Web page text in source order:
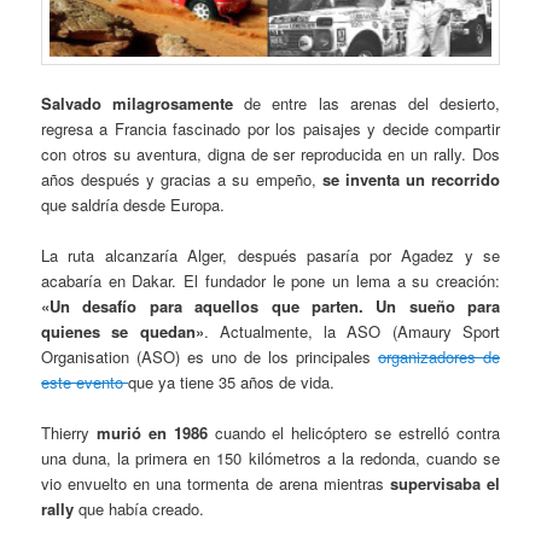
Salvado milagrosamente de entre las arenas del desierto,
regresa a Francia fascinado por los paisajes y decide compartir
con otros su aventura, digna de ser reproducida en un rally. Dos
años después y gracias a su empeño, se inventa un recorrido
que saldría desde Europa.
La ruta alcanzaría Alger, después pasaría por Agadez y se
acabaría en Dakar. El fundador le pone un lema a su creación:
«Un desafío para aquellos que parten. Un sueño para
quienes se quedan». Actualmente, la ASO (Amaury Sport
Organisation (ASO) es uno de los principales organizadores de
este eventoque ya tiene 35 años de vida.
Thierry murió en 1986cuando el helicóptero se estrelló contra
una duna, la primera en 150 kilómetros a la redonda, cuando se
vio envuelto en una tormenta de arena mientras supervisaba el
rally que había creado.